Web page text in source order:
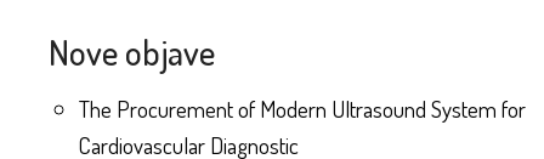
Nove objave
The Procurement of Modern Ultrasound System for
Cardiovascular Diagnostic